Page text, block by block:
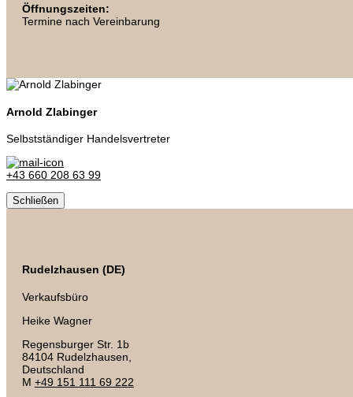
Öffnungszeiten:
Termine nach Vereinbarung
Arnold Zlabinger
Selbstständiger Handelsvertreter
+43 660 208 63 99
Schließen
Rudelzhausen (DE)
Verkaufsbüro
Heike Wagner
Regensburger Str. 1b
84104 Rudelzhausen,
Deutschland
M +49 151 111 69 222